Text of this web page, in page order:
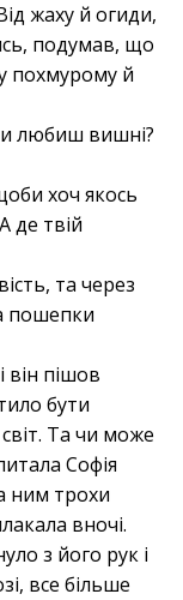
жаху й огиди,
подумав, що
похмурому й
любиш вишні?
хоч якось
де твій
та через
пошепки
він пішов
бути
Та чи може
Софія
ним трохи
вночі.
з його рук і
все більше